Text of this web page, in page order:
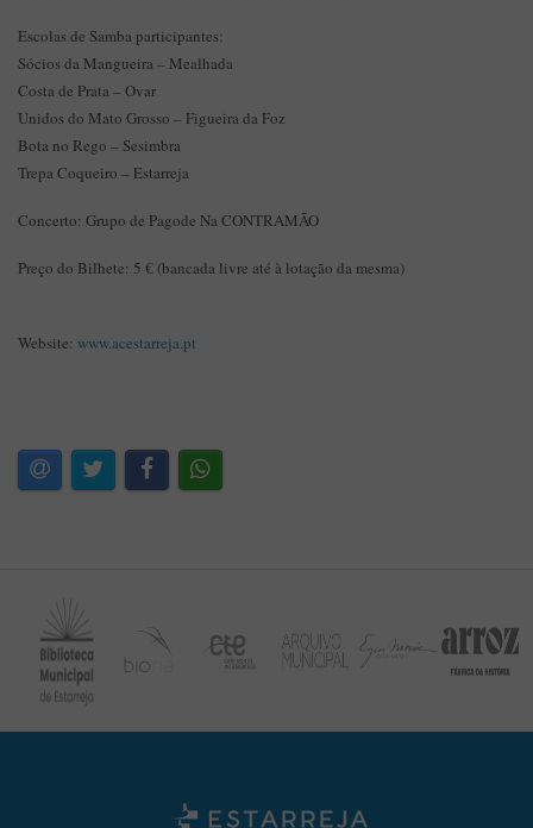
Escolas de Samba participantes:
Sócios da Mangueira – Mealhada
Costa de Prata – Ovar
Unidos do Mato Grosso – Figueira da Foz
Bota no Rego – Sesimbra
Trepa Coqueiro – Estarreja
Concerto: Grupo de Pagode Na CONTRAMÃO
Preço do Bilhete: 5 € (bancada livre até à lotação da mesma)
Website: www.acestarreja.pt